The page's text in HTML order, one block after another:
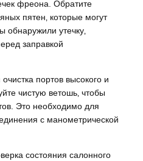
фреона. Обратите
пятен‚ которые могут
обнаружили утечку‚
заправкой
портов высокого и
чистую ветошь‚ чтобы
Это необходимо для
с манометрической
состояния салонного